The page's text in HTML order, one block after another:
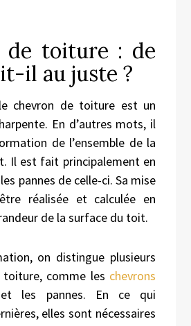
de toiture : de
il au juste ?
chevron de toiture est un
En d’autres mots, il
de l’ensemble de la
Il est fait principalement en
pannes de celle-ci. Sa mise
réalisée et calculée en
de la surface du toit.
on distingue plusieurs
comme les chevrons
les pannes. En ce qui
elles sont nécessaires